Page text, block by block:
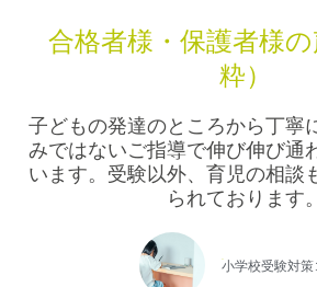
合格者様・保護者様
粋）
子どもの発達のところから丁寧
みではないご指導で伸び伸び通
います。受験以外、育児の相談
られております。
小学校受験対策